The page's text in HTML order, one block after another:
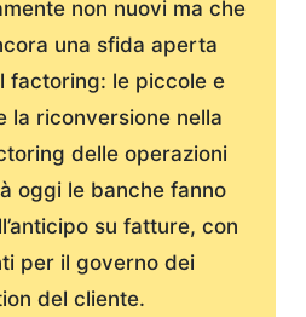
non nuovi ma che
una sfida aperta
factoring: le piccole e
la riconversione nella
delle operazioni
oggi le banche fanno
su fatture, con
per il governo dei
del cliente.